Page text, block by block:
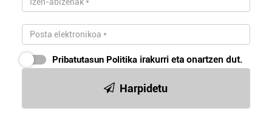
Pribatutasun Politika irakurri eta onartzen dut.
Harpidetu